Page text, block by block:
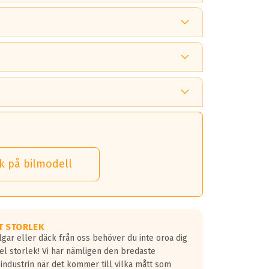
på.
däck.
på bilmodell
STORLEK
eller däck från oss behöver du inte oroa dig
storlek! Vi har nämligen den bredaste
när det kommer till vilka mått som